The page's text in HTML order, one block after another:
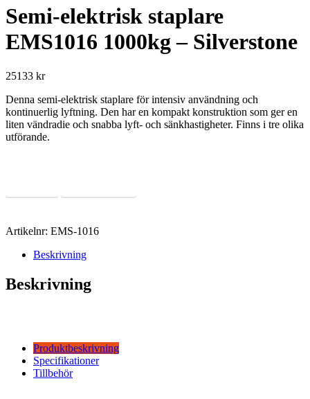
Semi-elektrisk staplare
EMS1016 1000kg – Silverstone
25133 kr
Denna semi-elektrisk staplare för intensiv användning och
kontinuerlig lyftning. Den har en kompakt konstruktion som ger en
liten vändradie och snabba lyft- och sänkhastigheter. Finns i tre olika
utförande.
Artikelnr: EMS-1016
Beskrivning
Beskrivning
Produktbeskrivning
Specifikationer
Tillbehör